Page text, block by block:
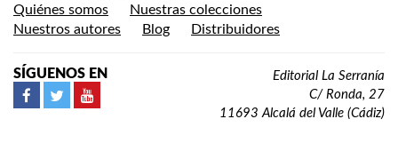
Quiénes somos
Nuestras colecciones
Nuestros autores
Blog Distribuidores
SÍGUENOS EN
Editorial La Serranía
C/ Ronda, 27
11693 Alcalá del Valle (Cádiz)